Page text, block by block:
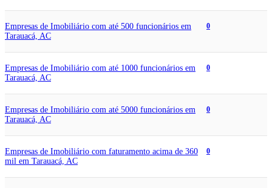
Empresas de Imobiliário com até 500 funcionários em
Tarauacá, AC
0
Empresas de Imobiliário com até 1000 funcionários em
Tarauacá, AC
0
Empresas de Imobiliário com até 5000 funcionários em
Tarauacá, AC
0
Empresas de Imobiliário com faturamento acima de 360
mil em Tarauacá, AC
0